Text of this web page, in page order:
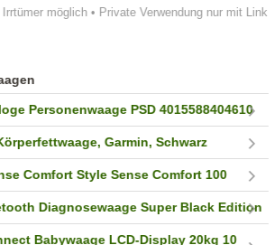
möglich • Private Verwendung nur mit Link
Personenwaage PSD 4015588404610
Garmin, Schwarz
Comfort Style Sense Comfort 100
Diagnosewaage Super Black Edition
Babywaage LCD-Display 20kg 10